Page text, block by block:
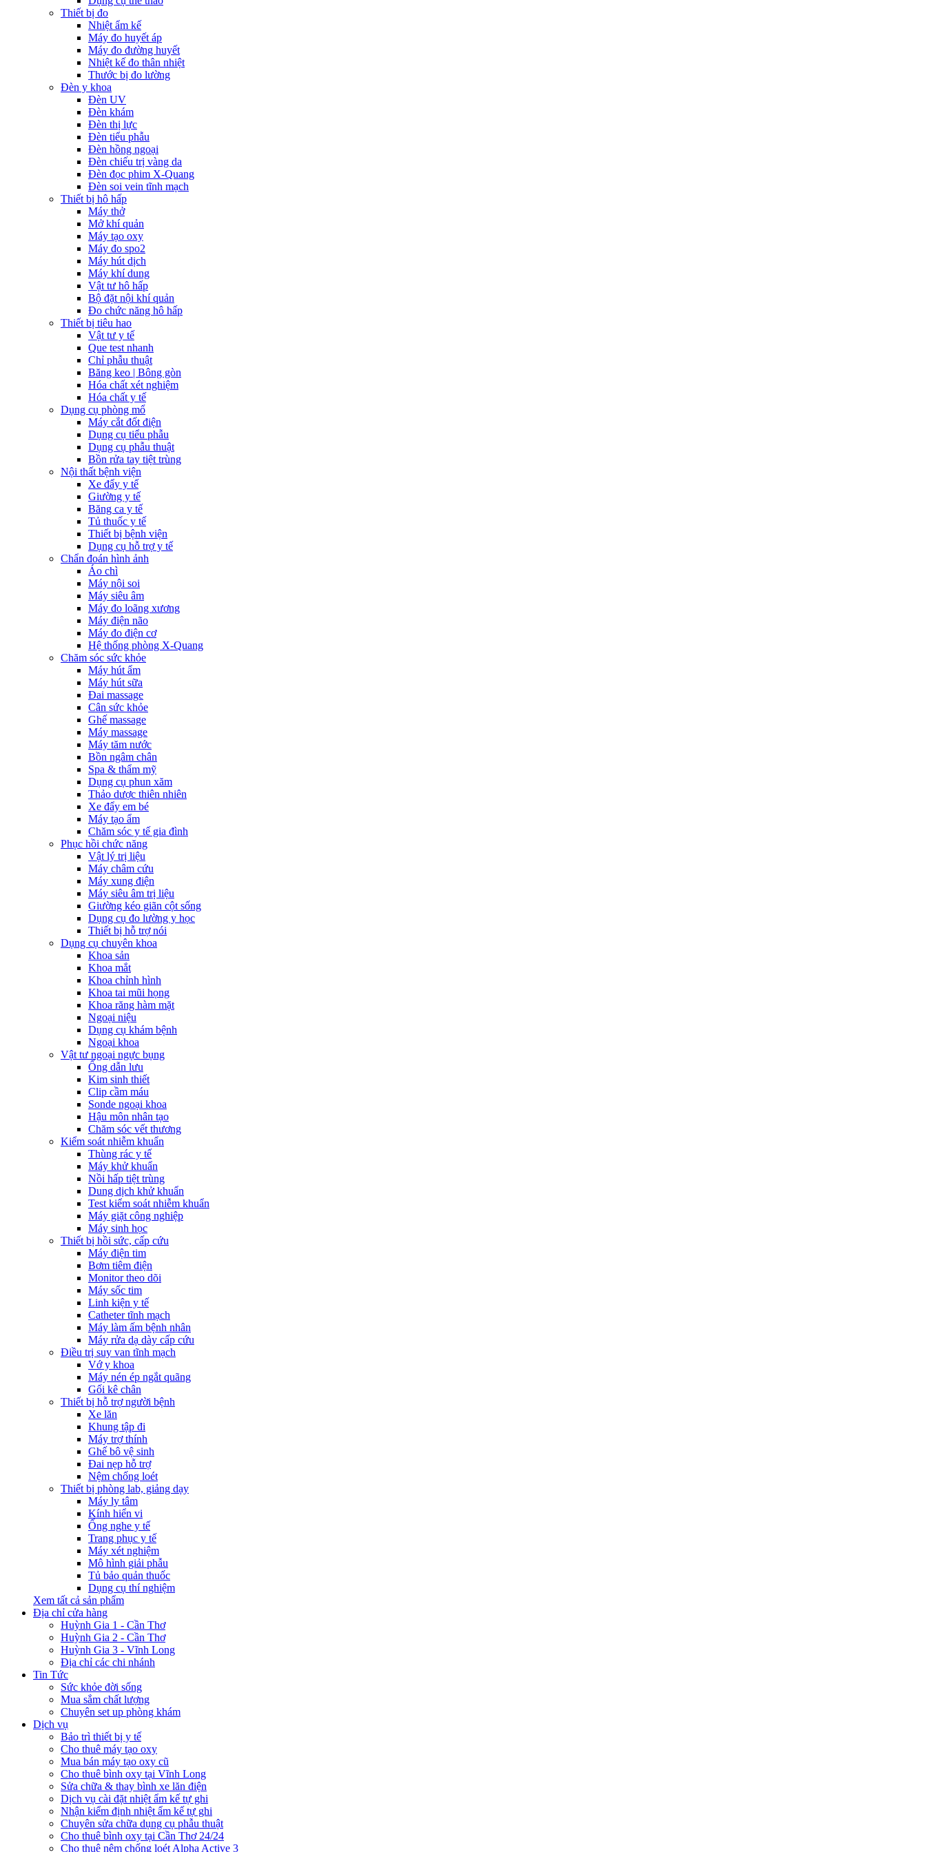
Thiết bị đo
Nhiệt ẩm kế
Máy đo huyết áp
Máy đo đường huyết
Nhiệt kế đo thân nhiệt
Thước bị đo lường
Đèn y khoa
Đèn UV
Đèn khám
Đèn thị lực
Đèn tiểu phẫu
Đèn hồng ngoại
Đèn chiếu trị vàng da
Đèn đọc phim X-Quang
Đèn soi vein tĩnh mạch
Thiết bị hô hấp
Máy thở
Mở khí quản
Máy tạo oxy
Máy đo spo2
Máy hút dịch
Máy khí dung
Vật tư hô hấp
Bộ đặt nội khí quản
Đo chức năng hô hấp
Thiết bị tiêu hao
Vật tư y tế
Que test nhanh
Chỉ phẫu thuật
Băng keo | Bông gòn
Hóa chất xét nghiệm
Hóa chất y tế
Dụng cụ phòng mổ
Máy cắt đốt điện
Dụng cụ tiểu phẫu
Dụng cụ phẫu thuật
Bồn rửa tay tiệt trùng
Nội thất bệnh viện
Xe đẩy y tế
Giường y tế
Băng ca y tế
Tủ thuốc y tế
Thiết bị bệnh viện
Dụng cụ hỗ trợ y tế
Chẩn đoán hình ảnh
Áo chì
Máy nội soi
Máy siêu âm
Máy đo loãng xương
Máy điện não
Máy đo điện cơ
Hệ thống phòng X-Quang
Chăm sóc sức khỏe
Máy hút ẩm
Máy hút sữa
Đai massage
Cân sức khỏe
Ghế massage
Máy massage
Máy tăm nước
Bồn ngâm chân
Spa & thẩm mỹ
Dụng cụ phun xăm
Thảo dược thiên nhiên
Xe đẩy em bé
Máy tạo ẩm
Chăm sóc y tế gia đình
Phục hồi chức năng
Vật lý trị liệu
Máy châm cứu
Máy xung điện
Máy siêu âm trị liệu
Giường kéo giãn cột sống
Dụng cụ đo lường y học
Thiết bị hỗ trợ nói
Dụng cụ chuyên khoa
Khoa sản
Khoa mắt
Khoa chỉnh hình
Khoa tai mũi họng
Khoa răng hàm mặt
Ngoại niệu
Dụng cụ khám bệnh
Ngoại khoa
Vật tư ngoại ngực bụng
Ống dẫn lưu
Kim sinh thiết
Clip cầm máu
Sonde ngoại khoa
Hậu môn nhân tạo
Chăm sóc vết thương
Kiểm soát nhiễm khuẩn
Thùng rác y tế
Máy khử khuẩn
Nồi hấp tiệt trùng
Dung dịch khử khuẩn
Test kiểm soát nhiễm khuẩn
Máy giặt công nghiệp
Máy sinh học
Thiết bị hồi sức, cấp cứu
Máy điện tim
Bơm tiêm điện
Monitor theo dõi
Máy sốc tim
Linh kiện y tế
Catheter tĩnh mạch
Máy làm ấm bệnh nhân
Máy rửa dạ dày cấp cứu
Điều trị suy van tĩnh mạch
Vớ y khoa
Máy nén ép ngắt quãng
Gối kê chân
Thiết bị hỗ trợ người bệnh
Xe lăn
Khung tập đi
Máy trợ thính
Ghế bô vệ sinh
Đai nẹp hỗ trợ
Nệm chống loét
Thiết bị phòng lab, giảng dạy
Máy ly tâm
Kính hiển vi
Ống nghe y tế
Trang phục y tế
Máy xét nghiệm
Mô hình giải phẫu
Tủ bảo quản thuốc
Dụng cụ thí nghiệm
Xem tất cả sản phẩm
Địa chỉ cửa hàng
Huỳnh Gia 1 - Cần Thơ
Huỳnh Gia 2 - Cần Thơ
Huỳnh Gia 3 - Vĩnh Long
Địa chỉ các chi nhánh
Tin Tức
Sức khỏe đời sống
Mua sắm chất lượng
Chuyên set up phòng khám
Dịch vụ
Bảo trì thiết bị y tế
Cho thuê máy tạo oxy
Mua bán máy tạo oxy cũ
Cho thuê bình oxy tại Vĩnh Long
Sửa chữa & thay bình xe lăn điện
Dịch vụ cài đặt nhiệt ẩm kế tự ghi
Nhận kiểm định nhiệt ẩm kế tự ghi
Chuyên sửa chữa dụng cụ phẫu thuật
Cho thuê bình oxy tại Cần Thơ 24/24
Cho thuê nệm chống loét Alpha Active 3